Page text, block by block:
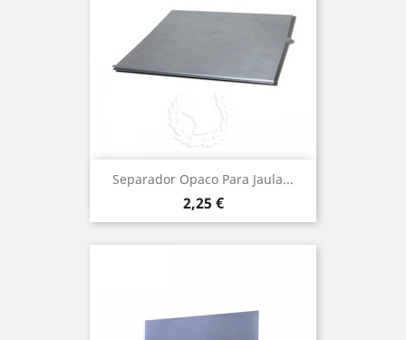
Separador Opaco Para Jaula...
Precio
2,25 €